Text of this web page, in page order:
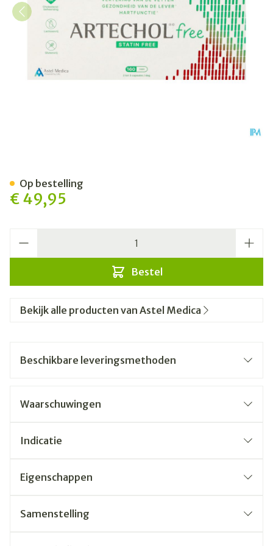
€ 49,95
Bestel
Op bestelling
Bekijk alle producten van Astel Medica
Beschikbare leveringsmethoden
Waarschuwingen
Indicatie
Eigenschappen
Samenstelling